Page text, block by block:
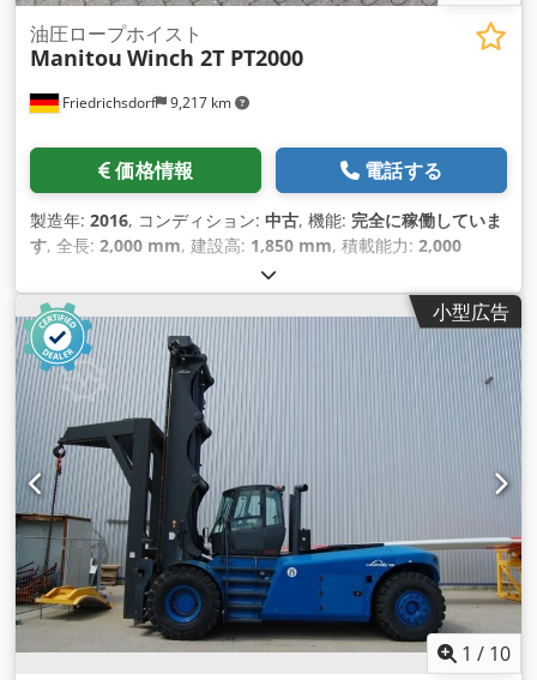
Friedrichsdorf 9,217 km
油圧ロープホイスト
Manitou Winch 2T PT2000
価格情報 電話する
製造年: 2016, コンディション: 中古, 機能: 完全に稼働していま
す, 全長: 2,000 mm, 建設高: 1,850 mm, 積載能力: 2,000
小型広告
1 / 10